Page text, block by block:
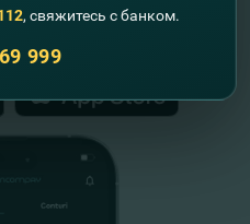
Mobile
, свяжитесь с банком.
999